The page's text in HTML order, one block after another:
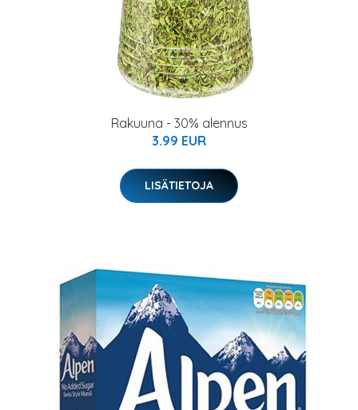
Rakuuna - 30% alennus
3.99 EUR
LISÄTIETOJA